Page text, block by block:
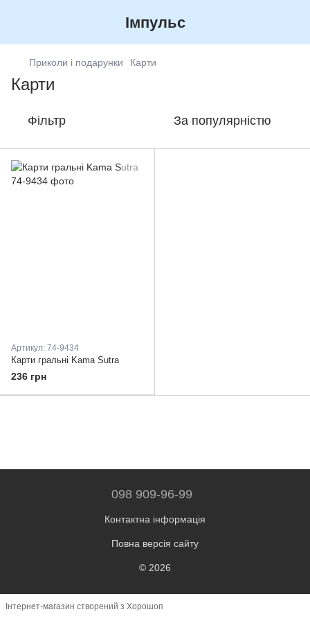
Імпульс
Приколи і подарунки Карти
Карти
Фільтр За популярністю
Артикул: 74-9434
Карти гральні Kama Sutra
236 грн
098 909-96-99
Контактна інформація
Повна версія сайту
© 2026
Інтернет-магазин створений з Хорошоп